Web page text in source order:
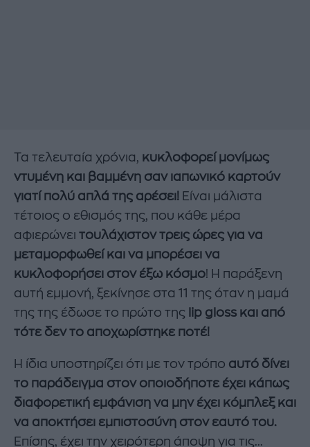
Τα τελευταία χρόνια, κυκλοφορεί μονίμως
ντυμένη και βαμμένη σαν ιαπωνικό καρτούν
γιατί πολύ απλά της αρέσει! Είναι μάλιστα
τέτοιος ο εθισμός της, που κάθε μέρα
αφιερώνει τουλάχιστον τρεις ώρες για να
μεταμορφωθεί και να μπορέσει να
κυκλοφορήσει στον έξω κόσμο! Η παράξενη
αυτή εμμονή, ξεκίνησε στα 11 της όταν η μαμά
της της έδωσε το πρώτο της lip gloss και από
τότε δεν το αποχωρίστηκε ποτέ!
Η ίδια υποστηρίζει ότι με τον τρόπο αυτό δίνει
το παράδειγμα στον οποιοδήποτε έχει κάπως
διαφορετική εμφάνιση να μην έχει κόμπλεξ και
να αποκτήσει εμπιστοσύνη στον εαυτό του.
Επίσης, έχει την χειρότερη άποψη για τις...